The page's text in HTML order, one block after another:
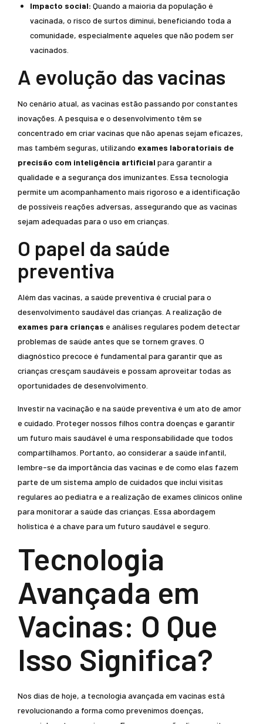
Impacto social: Quando a maioria da população é
vacinada, o risco de surtos diminui, beneficiando toda a
comunidade, especialmente aqueles que não podem ser
vacinados.
A evolução das vacinas
No cenário atual, as vacinas estão passando por constantes
inovações. A pesquisa e o desenvolvimento têm se
concentrado em criar vacinas que não apenas sejam eficazes,
mas também seguras, utilizando exames laboratoriais de
precisão com inteligência artificial para garantir a
qualidade e a segurança dos imunizantes. Essa tecnologia
permite um acompanhamento mais rigoroso e a identificação
de possíveis reações adversas, assegurando que as vacinas
sejam adequadas para o uso em crianças.
O papel da saúde
preventiva
Além das vacinas, a saúde preventiva é crucial para o
desenvolvimento saudável das crianças. A realização de
exames para crianças e análises regulares podem detectar
problemas de saúde antes que se tornem graves. O
diagnóstico precoce é fundamental para garantir que as
crianças cresçam saudáveis e possam aproveitar todas as
oportunidades de desenvolvimento.
Investir na vacinação e na saúde preventiva é um ato de amor
e cuidado. Proteger nossos filhos contra doenças e garantir
um futuro mais saudável é uma responsabilidade que todos
compartilhamos. Portanto, ao considerar a saúde infantil,
lembre-se da importância das vacinas e de como elas fazem
parte de um sistema amplo de cuidados que inclui visitas
regulares ao pediatra e a realização de exames clínicos online
para monitorar a saúde das crianças. Essa abordagem
holística é a chave para um futuro saudável e seguro.
Tecnologia
Avançada em
Vacinas: O Que
Isso Significa?
Nos dias de hoje, a tecnologia avançada em vacinas está
revolucionando a forma como prevenimos doenças,